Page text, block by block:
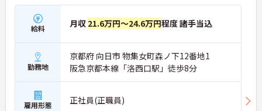
給料 月収 21.6万円～24.6万円程度 諸手当込
勤務地
京都府 向日市 物集女町森ノ下12番地1
阪急京都本線「洛西口駅」徒歩8分
雇用形態 正社員(正職員)